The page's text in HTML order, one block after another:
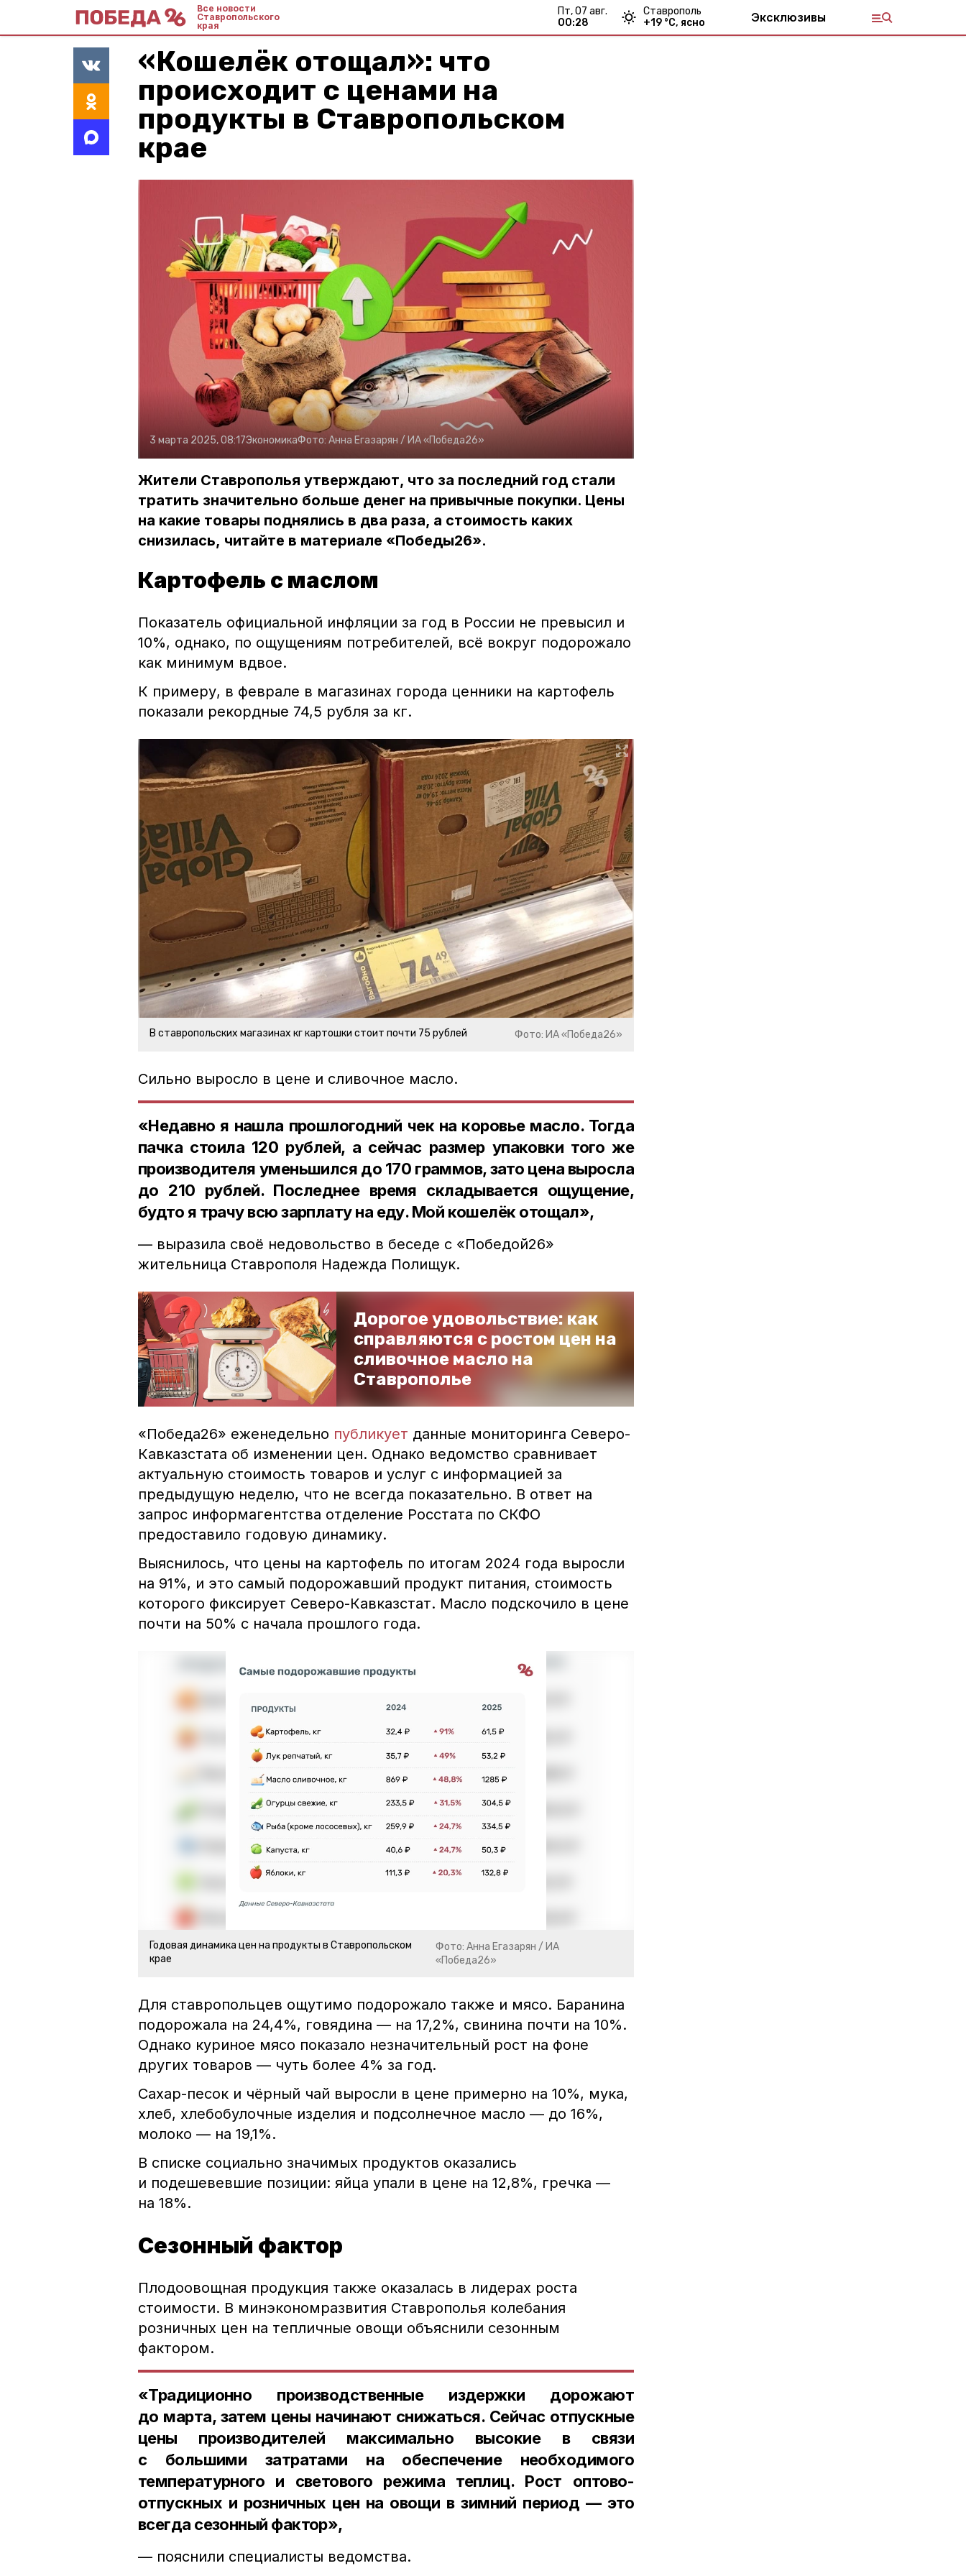
Все новости
Ставропольского
края
пт, 07 авг.
00:28
Ставрополь
+19 °С, ясно Эксклюзивы
«Кошелёк отощал»: что
происходит с ценами на
продукты в Ставропольском
крае
3 марта 2025, 08:17ЭкономикаФото: Анна Егазарян / ИА «Победа26»
Жители Ставрополья утверждают, что за последний год стали
тратить значительно больше денег на привычные покупки. Цены
на какие товары поднялись в два раза, а стоимость каких
снизилась, читайте в материале «Победы26».
Картофель с маслом
Показатель официальной инфляции за год в России не превысил и
10%, однако, по ощущениям потребителей, всё вокруг подорожало
как минимум вдвое.
К примеру, в феврале в магазинах города ценники на картофель
показали рекордные 74,5 рубля за кг.
В ставропольских магазинах кг картошки стоит почти 75 рублей Фото: ИА «Победа26»
Сильно выросло в цене и сливочное масло.
«Недавно я нашла прошлогодний чек на коровье масло. Тогда
пачка стоила 120 рублей, а сейчас размер упаковки того же
производителя уменьшился до 170 граммов, зато цена выросла
до 210 рублей. Последнее время складывается ощущение,
будто я трачу всю зарплату на еду. Мой кошелёк отощал»,
— выразила своё недовольство в беседе с «Победой26»
жительница Ставрополя Надежда Полищук.
Дорогое удовольствие: как
справляются с ростом цен на
сливочное масло на
Ставрополье
«Победа26» еженедельно публикует данные мониторинга Северо-
Кавказстата об изменении цен. Однако ведомство сравнивает
актуальную стоимость товаров и услуг с информацией за
предыдущую неделю, что не всегда показательно. В ответ на
запрос информагентства отделение Росстата по СКФО
предоставило годовую динамику.
Выяснилось, что цены на картофель по итогам 2024 года выросли
на 91%, и это самый подорожавший продукт питания, стоимость
которого фиксирует Северо-Кавказстат. Масло подскочило в цене
почти на 50% с начала прошлого года.
Годовая динамика цен на продукты в Ставропольском
крае
Фото: Анна Егазарян / ИА
«Победа26»
Для ставропольцев ощутимо подорожало также и мясо. Баранина
подорожала на 24,4%, говядина — на 17,2%, свинина почти на 10%.
Однако куриное мясо показало незначительный рост на фоне
других товаров — чуть более 4% за год.
Сахар-песок и чёрный чай выросли в цене примерно на 10%, мука,
хлеб, хлебобулочные изделия и подсолнечное масло — до 16%,
молоко — на 19,1%.
В списке социально значимых продуктов оказались
и подешевевшие позиции: яйца упали в цене на 12,8%, гречка —
на 18%.
Сезонный фактор
Плодоовощная продукция также оказалась в лидерах роста
стоимости. В минэкономразвития Ставрополья колебания
розничных цен на тепличные овощи объяснили сезонным
фактором.
«Традиционно производственные издержки дорожают
до марта, затем цены начинают снижаться. Сейчас отпускные
цены производителей максимально высокие в связи
с большими затратами на обеспечение необходимого
температурного и светового режима теплиц. Рост оптово-
отпускных и розничных цен на овощи в зимний период — это
всегда сезонный фактор»,
— пояснили специалисты ведомства.